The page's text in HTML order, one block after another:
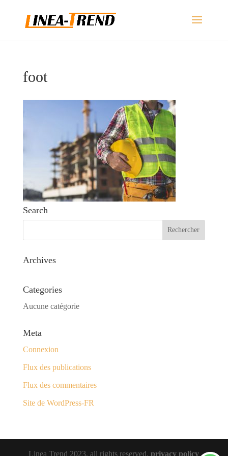
foot
Search
Archives
Categories
Aucune catégorie
Meta
Connexion
Flux des publications
Flux des commentaires
Site de WordPress-FR
Linea Trend 2023, all rights reserved.privacy policy